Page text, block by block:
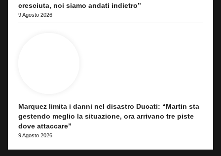
cresciuta, noi siamo andati indietro”
9 Agosto 2026
Marquez limita i danni nel disastro Ducati: “Martin sta
gestendo meglio la situazione, ora arrivano tre piste
dove attaccare”
9 Agosto 2026